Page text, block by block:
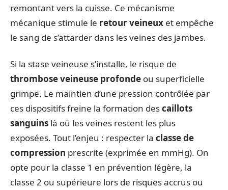
remontant vers la cuisse. Ce mécanisme
mécanique stimule le retour veineux et empêche
le sang de s’attarder dans les veines des jambes.
Si la stase veineuse s’installe, le risque de
thrombose veineuse profonde ou superficielle
grimpe. Le maintien d’une pression contrôlée par
ces dispositifs freine la formation descaillots
sanguins là où les veines restent les plus
exposées. Tout l’enjeu : respecter la classe de
compression prescrite (exprimée en mmHg). On
opte pour la classe 1 en prévention légère, la
classe 2 ou supérieure lors de risques accrus ou